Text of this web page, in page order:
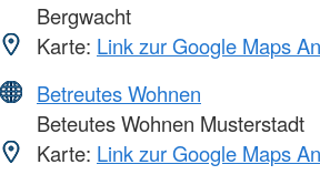
Bergwacht
Karte: Link zur Google Maps
Betreutes Wohnen
Beteutes Wohnen Musterstadt
Karte: Link zur Google Maps